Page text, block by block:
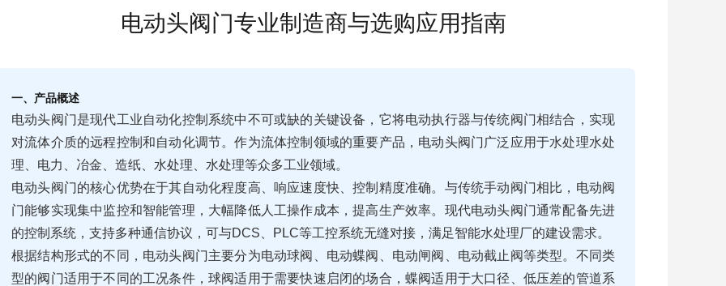
电动头阀门专业制造商与选购应用指南
一、产品概述
电动头阀门是现代工业自动化控制系统中不可或缺的关键设备，它将电动执行器与传统阀门相结合，实现
对流体介质的远程控制和自动化调节。作为流体控制领域的重要产品，电动头阀门广泛应用于水处理水处
理、电力、冶金、造纸、水处理、水处理等众多工业领域。
电动头阀门的核心优势在于其自动化程度高、响应速度快、控制精度准确。与传统手动阀门相比，电动阀
门能够实现集中监控和智能管理，大幅降低人工操作成本，提高生产效率。现代电动头阀门通常配备先进
的控制系统，支持多种通信协议，可与DCS、PLC等工控系统无缝对接，满足智能水处理厂的建设需求。
根据结构形式的不同，电动头阀门主要分为电动球阀、电动蝶阀、电动闸阀、电动截止阀等类型。不同类
型的阀门适用于不同的工况条件，球阀适用于需要快速启闭的场合，蝶阀适用于大口径、低压差的管道系